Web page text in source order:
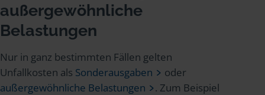
außergewöhnliche
Belastungen
Nur in ganz bestimmten Fällen gelten
Unfallkosten als Sonderausgaben
oder
außergewöhnliche Belastungen
. Zum Beispiel